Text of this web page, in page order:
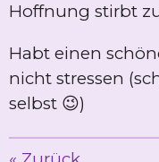
Hoffnung stirbt
Habt einen
nicht stressen
selbst 😉)